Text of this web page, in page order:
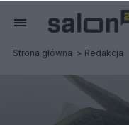
Strona główna Redakcja